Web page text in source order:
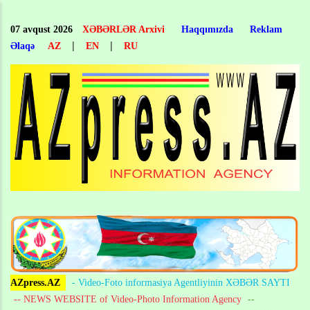
main
content
07 avqust 2026 XƏBƏRLƏR Arxivi Haqqımızda
Reklam
Əlaqə
AZ | EN | RU
AZpress.AZ
- Video-Foto informasiya Agentliyinin XƏBƏR SAYTI
-- NEWS WEBSITE of Video-Photo Information Agency --